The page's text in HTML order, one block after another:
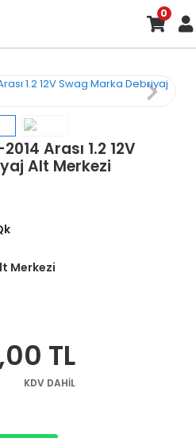
0
Arası 1.2 12V
Alt Merkezi
Merkezi
TL
KDV DAHİL